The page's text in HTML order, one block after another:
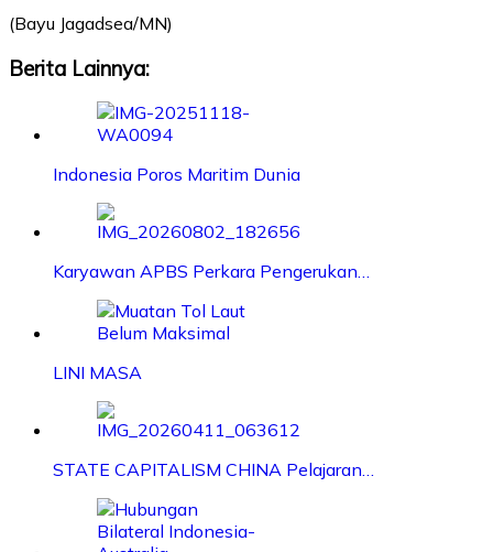
(Bayu Jagadsea/MN)
Berita Lainnya:
Indonesia Poros Maritim Dunia
Karyawan APBS Perkara Pengerukan…
LINI MASA
STATE CAPITALISM CHINA Pelajaran…